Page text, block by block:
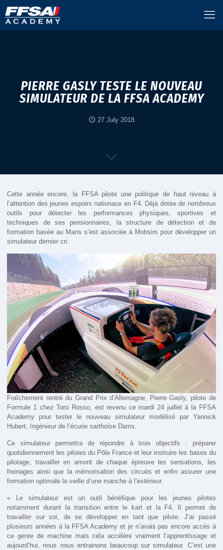
PIERRE GASLY TESTE LE NOUVEAU
SIMULATEUR DE LA FFSA ACADEMY
27 July 2018
Cette année encore, la FFSA pilote une politique de haut niveau à
l’attention des jeunes espoirs nationaux en F4. Déjà dotée de nombreux
outils pour détecter les performances physiques, sportives et
techniques de ses pensionnaires, la structure de détection et de
formation basée au Mans s’est associée à Mobsim pour développer un
simulateur dernier cri.
Fraîchement rentré du Grand Prix d’Allemagne, Pierre Gasly, pilote de
Formule 1 chez Toro Rosso, est revenu ce mardi 24 juillet à la FFSA
Academy pour tester le nouveau simulateur modélisé par Yannick
Hubert, Ingénieur de l’écurie sarthoise Dams.
Ce simulateur permettra de répondre à trois objectifs : préparer
quotidiennement les pilotes du Pôle France et leur instruire les bases du
pilotage, travailler en amont de chaque épreuve les sensations, les
freinages ainsi que la mémorisation des circuits et enfin assurer une
formation optimale la veille d’une manche à l’extérieur.
« Le simulateur est un outil bénéfique pour les jeunes pilotes
notamment durant la transition entre le kart et la F4. Il permet de
travailler sur soi, de se développer en tant que pilote. J’ai passé
plusieurs années à la FFSA Academy et je n’avais pas encore accès à
ce genre de machine mais cela accélère vraiment l’apprentissage et
aujourd’hui, nous nous entrainons beaucoup sur simulateur. C’est une